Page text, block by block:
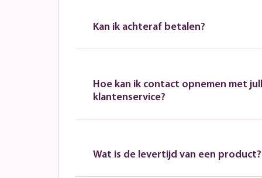
Kan ik achteraf betalen?
Hoe kan ik contact opnemen met
klantenservice?
Wat is de levertijd van een product?